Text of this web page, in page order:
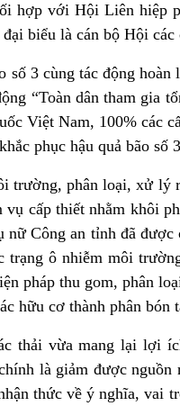
hợp với Hội Liên hiệp
biểu là cán bộ Hội
số 3 cùng tác động
“Toàn dân tham gia
Việt Nam, 100% các
phục hậu quả bão số
trường, phân loại, xử lý
vụ cấp thiết nhằm khôi
nữ Công an tỉnh đã
ô nhiễm môi
pháp thu gom, phân
hữu cơ thành phân
thải vừa mang lại lợi
là giảm được
thức về ý nghĩa, vai